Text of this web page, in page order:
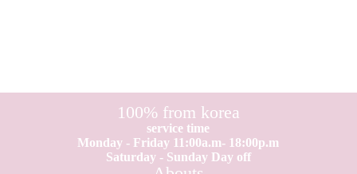
100% from korea
service time
Monday - Friday 11:00a.m- 18:00p.m
Saturday - Sunday Day off